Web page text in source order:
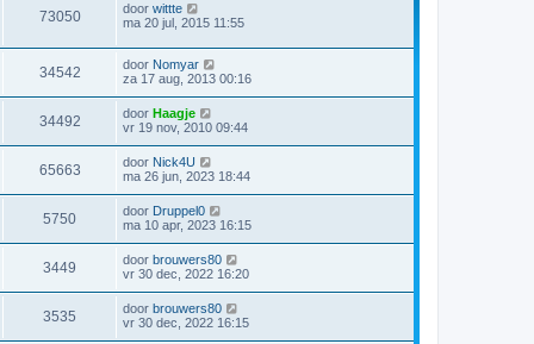
73050 door wittte
ma 20 jul, 2015 11:55
34542 door Nomyar
za 17 aug, 2013 00:16
34492 door Haagje
vr 19 nov, 2010 09:44
65663 door Nick4U
ma 26 jun, 2023 18:44
5750 door Druppel0
ma 10 apr, 2023 16:15
3449 door brouwers80
vr 30 dec, 2022 16:20
3535 door brouwers80
vr 30 dec, 2022 16:15